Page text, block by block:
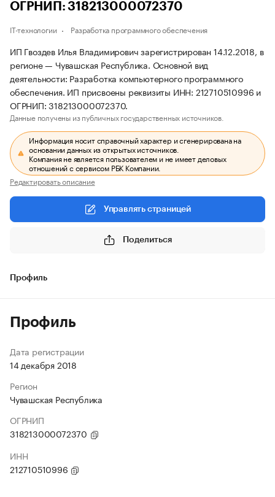
ОГРНИП: 318213000072370
IT-технологии Разработка программного обеспечения
ИП Гвоздев Илья Владимирович зарегистрирован 14.12.2018, в
регионе — Чувашская Республика. Основной вид
деятельности: Разработка компьютерного программного
обеспечения. ИП присвоены реквизиты ИНН: 212710510996 и
ОГРНИП: 318213000072370.
Данные получены из публичных государственных источников.
Информация носит справочный характер и сгенерирована на
основании данных из открытых источников.
Компания не является пользователем и не имеет деловых
отношений с сервисом РБК Компании.
Редактировать описание
Управлять страницей
Поделиться
Профиль
Профиль
Дата регистрации
14 декабря 2018
Регион
Чувашская Республика
ОГРНИП
318213000072370
ИНН
212710510996